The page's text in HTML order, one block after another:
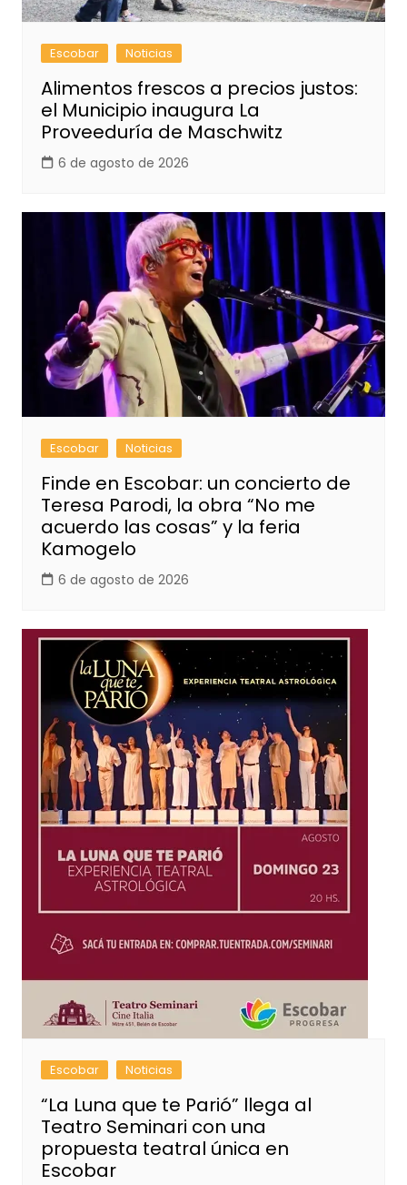
Escobar Noticias
Alimentos frescos a precios justos:
el Municipio inaugura La
Proveeduría de Maschwitz
6 de agosto de 2026
Escobar Noticias
Finde en Escobar: un concierto de
Teresa Parodi, la obra “No me
acuerdo las cosas” y la feria
Kamogelo
6 de agosto de 2026
Escobar Noticias
“La Luna que te Parió” llega al
Teatro Seminari con una
propuesta teatral única en
Escobar